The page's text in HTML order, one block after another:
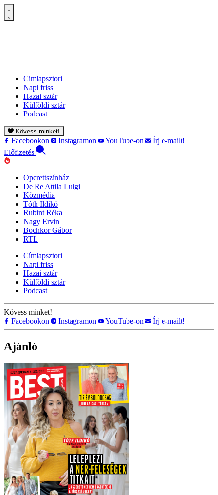
Címlapsztori
Napi friss
Hazai sztár
Külföldi sztár
Podcast
Kövess minket!
Facebookon Instagramon YouTube-on
Írj e-mailt!
Előfizetés
Operettszínház
De Re Attila Luigi
Közmédia
Tóth Ildikó
Rubint Réka
Nagy Ervin
Bochkor Gábor
RTL
Címlapsztori
Napi friss
Hazai sztár
Külföldi sztár
Podcast
Kövess minket!
Facebookon
Instagramon YouTube-on Írj e-mailt!
Ajánló